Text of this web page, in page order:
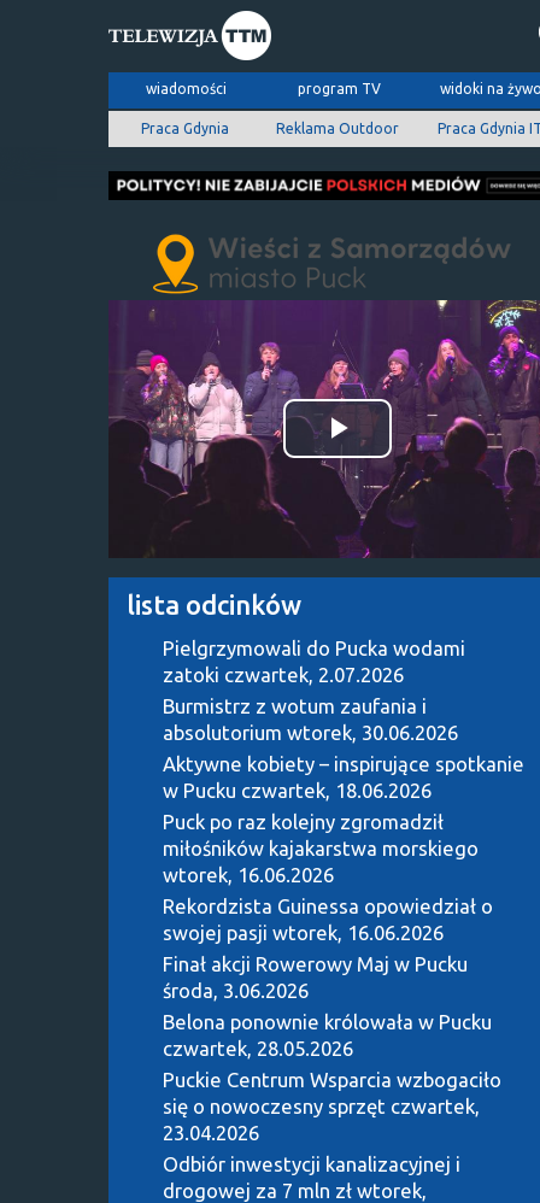
wiadomości program TV widoki na
Praca Gdynia Reklama Outdoor Praca Gdynia
Odtwórz
wideo
lista odcinków
Pielgrzymowali do Pucka wodami
zatoki czwartek, 2.07.2026
Burmistrz z wotum zaufania i
absolutorium wtorek, 30.06.2026
Aktywne kobiety – inspirujące spotkanie
w Pucku czwartek, 18.06.2026
Puck po raz kolejny zgromadził
miłośników kajakarstwa morskiego
wtorek, 16.06.2026
Rekordzista Guinessa opowiedział o
swojej pasji wtorek, 16.06.2026
Finał akcji Rowerowy Maj w Pucku
środa, 3.06.2026
Belona ponownie królowała w Pucku
czwartek, 28.05.2026
Puckie Centrum Wsparcia wzbogaciło
się o nowoczesny sprzęt czwartek,
23.04.2026
Odbiór inwestycji kanalizacyjnej i
drogowej za 7 mln zł wtorek,